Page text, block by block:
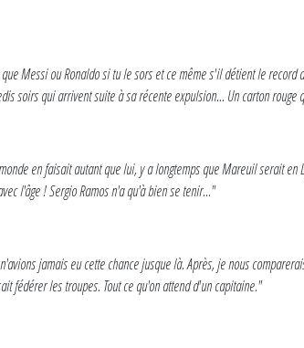
Messi ou Ronaldo si tu le sors et ce même s'il détient le
soirs qui arrivent suite à sa récente expulsion... Un carton
en faisait autant que lui, y a longtemps que Mareuil serait
l'âge ! Sergio Ramos n'a qu'à bien se tenir..."
jamais eu cette chance jusque là. Après, je nous
fédérer les troupes. Tout ce qu'on attend d'un capitaine."